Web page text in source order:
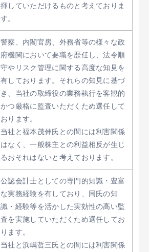
揮していただけるものと考えておりま
す。
警察、内閣官房、外務省等の様々な政
府機関において要職を歴任し、法令順
守やリスク管理に関する高度な知見を
有しております。それらの知見に基づ
き、当社の取締役の業務執行を客観的
かつ厳格に監査いただくため選任して
おります。
当社と福本茂伸氏との間には利害関係
はなく、一般株主との利益相反が生じ
るおそれはないと考えております。
公認会計士としての専門的知識・豊富
な実務経験を有しており、同氏の知
識・経験等を活かした実効性の高い監
査を実施していただくため選任してお
ります。
当社と浜嶋哲三氏との間には利害関係